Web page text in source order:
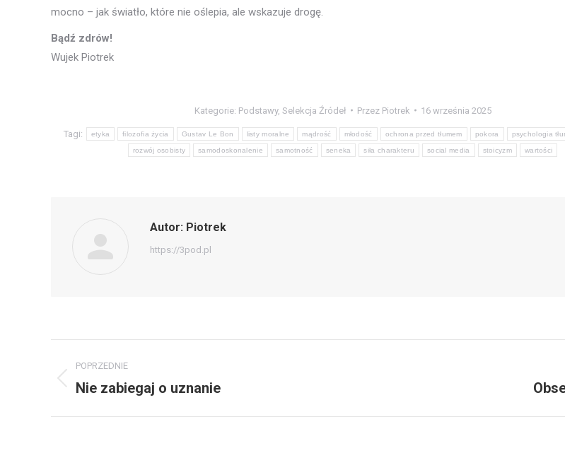
mocno – jak światło, które nie oślepia, ale wskazuje drogę.
Bądź zdrów!
Wujek Piotrek
Kategorie: Podstawy, Selekcja Źródeł Przez Piotrek 16 września 2025
Tagi: etyka filozofia życia Gustav Le Bon listy moralne mądrość młodość ochrona przed tłumem pokora psychologia
rozwój osobisty samodoskonalenie samotność seneka siła charakteru social media stoicyzm wartości
Autor: Piotrek
https://3pod.pl
POPRZEDNIE
Nie zabiegaj o uznanie